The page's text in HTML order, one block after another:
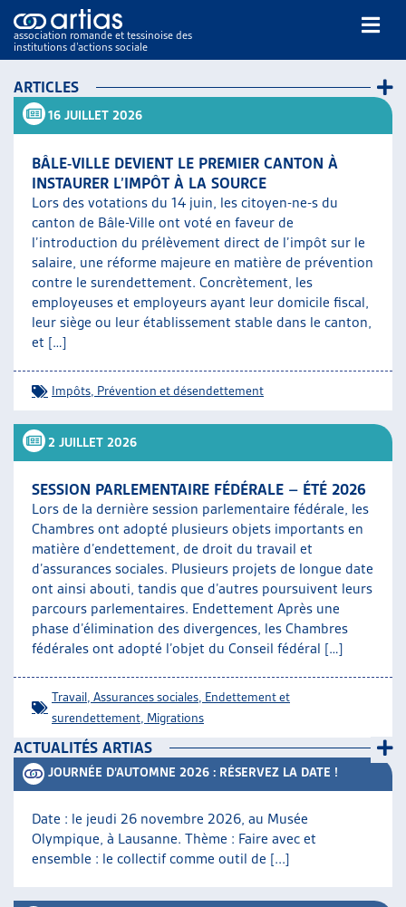
association romande et tessinoise des
institutions d’actions sociale
NOS PUBLICATIONS
ARTICLES
DOSSIERS DU MOIS
VEILLE
RESSOURCES
THÉMATIQUES
GUIDE SOCIAL ROMAND
AUTRES
ARTIAS
L’ASSOCIATION
JOURNÉES D’AUTOMNE
ARTICLES
16 JUILLET 2026
BÂLE-VILLE DEVIENT LE PREMIER CANTON À
INSTAURER L’IMPÔT À LA SOURCE
Lors des votations du 14 juin, les citoyen-ne-s du
canton de Bâle-Ville ont voté en faveur de
l’introduction du prélèvement direct de l’impôt sur le
salaire, une réforme majeure en matière de prévention
contre le surendettement. Concrètement, les
employeuses et employeurs ayant leur domicile fiscal,
leur siège ou leur établissement stable dans le canton,
et […]
Impôts Prévention et désendettement
2 JUILLET 2026
SESSION PARLEMENTAIRE FÉDÉRALE – ÉTÉ 2026
Lors de la dernière session parlementaire fédérale, les
Chambres ont adopté plusieurs objets importants en
matière d’endettement, de droit du travail et
d’assurances sociales. Plusieurs projets de longue date
ont ainsi abouti, tandis que d’autres poursuivent leurs
parcours parlementaires. Endettement Après une
phase d’élimination des divergences, les Chambres
fédérales ont adopté l’objet du Conseil fédéral […]
Travail Assurances sociales Endettement et
surendettement Migrations
ACTUALITÉS ARTIAS
JOURNÉE D’AUTOMNE 2026 : RÉSERVEZ LA DATE !
Date : le jeudi 26 novembre 2026, au Musée
Olympique, à Lausanne. Thème : Faire avec et
ensemble : le collectif comme outil de [...]